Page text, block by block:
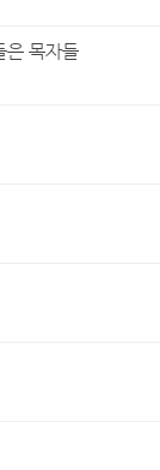
은 목자들